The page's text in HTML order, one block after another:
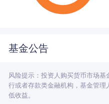
基金公告
风险提示：投资人购买货币市场
行或者存款类金融机构，基金管
低收益。